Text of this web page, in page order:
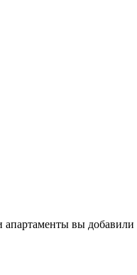
апартаменты вы добавили